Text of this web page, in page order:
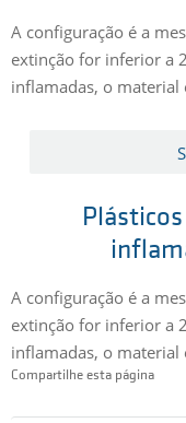
A configuração é a
extinção for inferior a
inflamadas, o material
A configuração é a
extinção for inferior a
inflamadas, o material
Compartilhe esta página